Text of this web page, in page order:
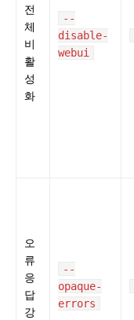
전
체
비
활
성
화
--
disable-
webui
오
류
응
답
강
--
opaque-
errors